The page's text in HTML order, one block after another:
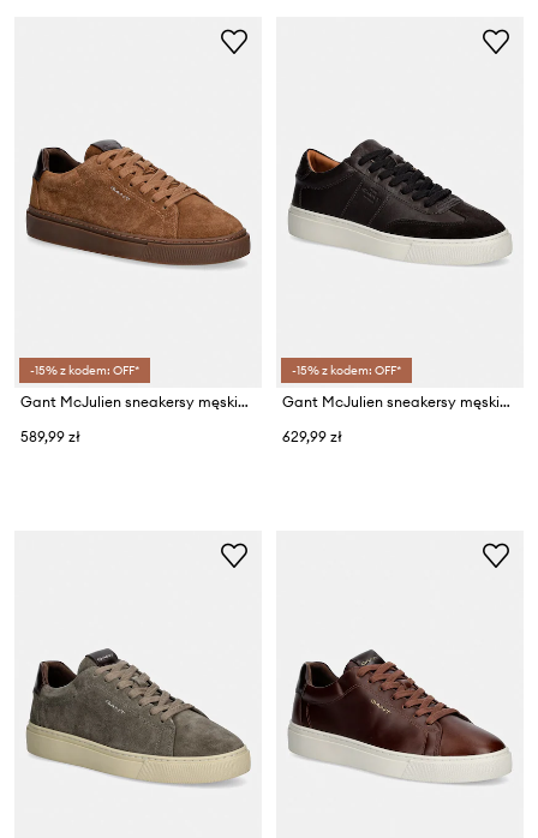
-15% z kodem: OFF*
Gant McJulien sneakersy męskie zamszowe
589,99 zł
-15% z kodem: OFF*
Gant McJulien sneakersy męskie skórzane
629,99 zł